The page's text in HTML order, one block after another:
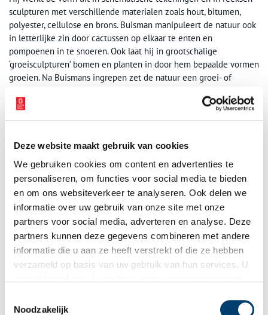
Deze website maakt gebruik van cookies
We gebruiken cookies om content en advertenties te
personaliseren, om functies voor social media te bieden
en om ons websiteverkeer te analyseren. Ook delen we
informatie over uw gebruik van onze site met onze
partners voor social media, adverteren en analyse. Deze
partners kunnen deze gegevens combineren met andere
informatie die u aan ze heeft verstrekt of die ze hebben
verzameld op basis van uw gebruik van hun services. U
Noodzakelijk
sculpturen met verschillende materialen zoals hout, bitumen,
polyester, cellulose en brons. Buisman manipuleert de natuur ook
in letterlijke zin door cactussen op elkaar te enten en
pompoenen in te snoeren. Ook laat hij in grootschalige
‘groeisculpturen’ bomen en planten in door hem bepaalde vormen
groeien. Na Buismans ingrepen zet de natuur een groei- of
toeschouwer ontwikkelt.